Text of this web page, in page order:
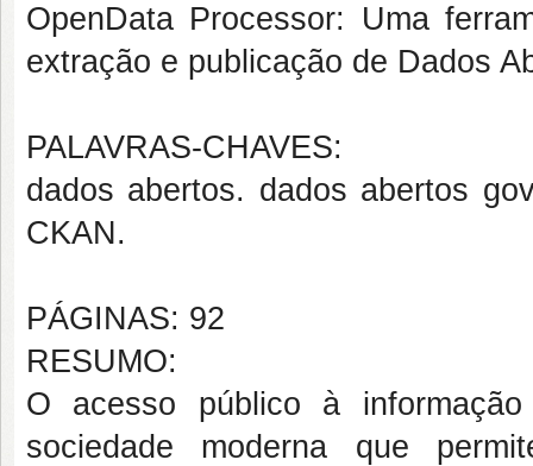
OpenData Processor: Uma
extração e publicação de Dados
PALAVRAS-CHAVES:
dados abertos. dados abertos
CKAN.
PÁGINAS: 92
RESUMO:
O acesso público à
sociedade moderna que